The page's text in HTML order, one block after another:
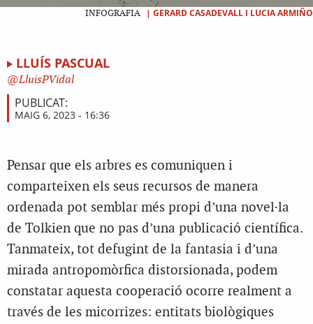
INFOGRAFIA | GERARD CASADEVALL I LUCIA ARMIÑO
LLUÍS PASCUAL
LluisPVidal
PUBLICAT:
MAIG 6, 2023 - 16:36
Pensar que els arbres es comuniquen i
comparteixen els seus recursos de manera
ordenada pot semblar més propi d’una novel·la
de Tolkien que no pas d’una publicació científica.
Tanmateix, tot defugint de la fantasia i d’una
mirada antropomòrfica distorsionada, podem
constatar aquesta cooperació ocorre realment a
través de les micorrizes: entitats biològiques